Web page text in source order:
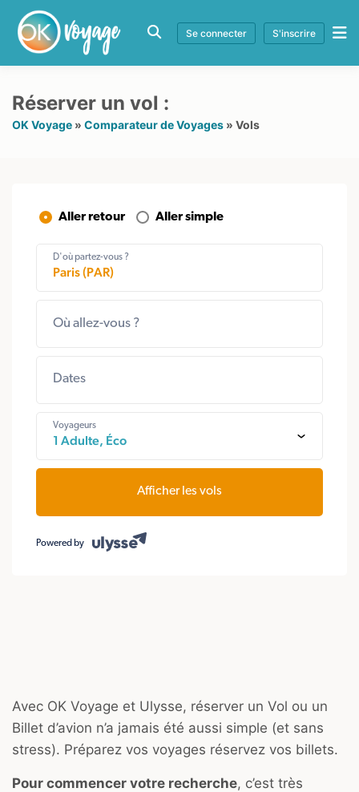
Se connecter S'inscrire
Réserver un vol :
OK Voyage » Comparateur de Voyages » Vols
Aller retour Aller simple
D'où partez-vous ?
Où allez-vous ?
Dates
Voyageurs
1 Adulte, Éco
Afficher les vols
Powered by
Avec OK Voyage et Ulysse, réserver un Vol ou un
Billet d’avion n’a jamais été aussi simple (et sans
stress). Préparez vos voyages réservez vos billets.
Pour commencer votre recherche, c’est très